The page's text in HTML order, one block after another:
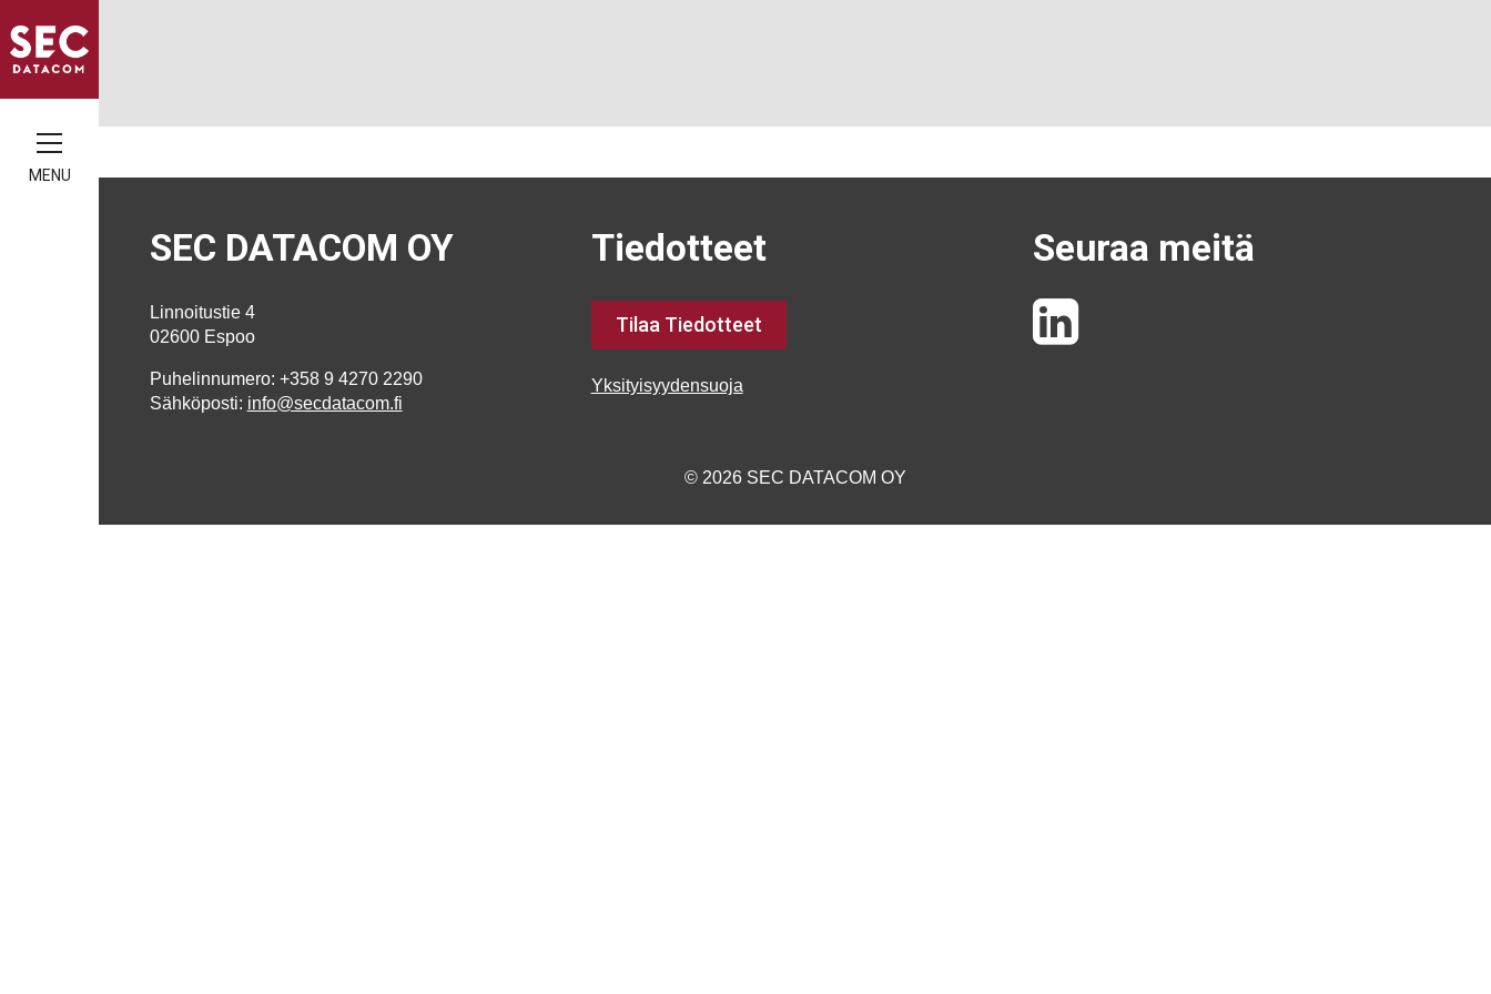
MENU
SEC DATACOM OY
Linnoitustie 4
02600 Espoo
Puhelinnumero: +358 9 4270 2290
Sähköposti: info@secdatacom.fi
Tiedotteet
Tilaa Tiedotteet
Yksityisyydensuoja
Seuraa meitä
© 2026 SEC DATACOM OY